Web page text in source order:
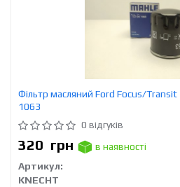
Фільтр масляний Ford Focus/Transit
1063
0 відгуків
320 грн
в наявності
Артикул:
KNECHT